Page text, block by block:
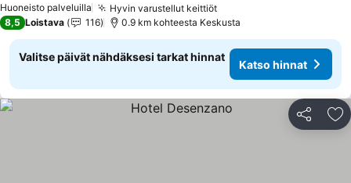
Huoneisto palveluilla Hyvin varustellut keittiötKatso hinnat
8,5 Loistava 116 0.9 km kohteesta Keskusta
Valitse päivät nähdäksesi tarkat hinnat
Katso hinnat
Jaa